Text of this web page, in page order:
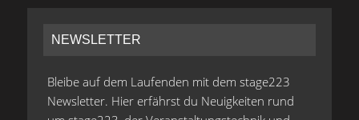
NEWSLETTER
Bleibe auf dem Laufenden mit dem stage223
Newsletter. Hier erfährst du Neuigkeiten rund